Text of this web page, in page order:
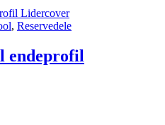
, Reservedele
endeprofil